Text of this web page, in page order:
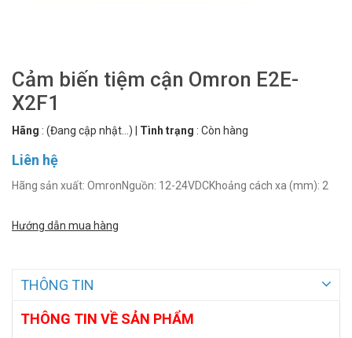
Cảm biến tiệm cận Omron E2E-
X2F1
Hãng : (Đang cập nhật...) Tình trạng : Còn hàng
Liên hệ
Hãng sản xuất: OmronNguồn: 12-24VDCKhoảng cách xa (mm): 2
Hướng dẫn mua hàng
THÔNG TIN
THÔNG TIN VỀ SẢN PHẨM